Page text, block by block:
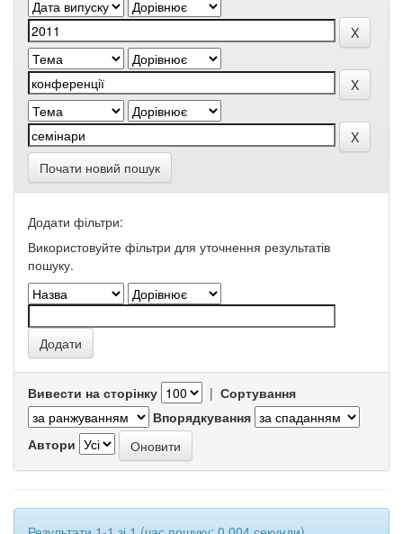
Почати новий пошук
Додати фільтри:
Використовуйте фільтри для уточнення результатів
пошуку.
Вивести на сторінку | Сортування
Впорядкування
Автори